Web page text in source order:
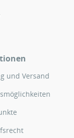
und Versand